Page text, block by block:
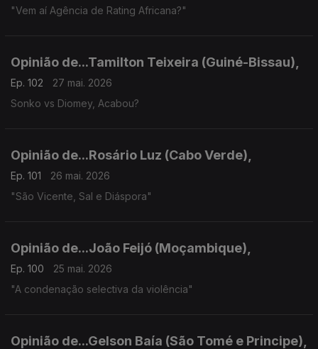
"Vem aí Agência de Rating Africana?"
Opinião de...Tamilton Teixeira (Guiné-Bissau),
Ep. 102
27 mai. 2026
Sonko vs Diomey, Acabou?
Opinião de...Rosário Luz (Cabo Verde),
Ep. 101
26 mai. 2026
"São Vicente, Sal e Diáspora"
Opinião de...João Feijó (Moçambique),
Ep. 100
25 mai. 2026
"A condenação selectiva da violência"
Opinião de...Gelson Baía (São Tomé e Principe),